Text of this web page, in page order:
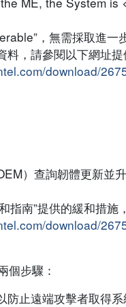
，無需採取進一
，請參閱以下網址
download/
）查詢韌體更新並
指南”提供的緩和措施
download/
個步驟：
防止遠端攻擊者取得